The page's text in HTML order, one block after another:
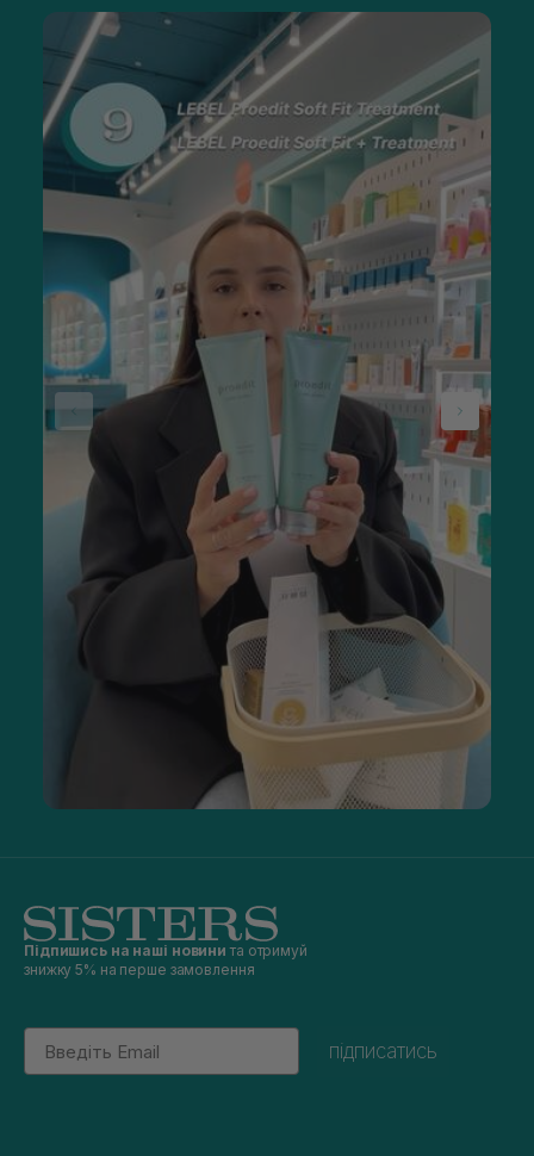
Підпишись на наші новини та отримуй
знижку 5% на перше замовлення
Email
підписатись